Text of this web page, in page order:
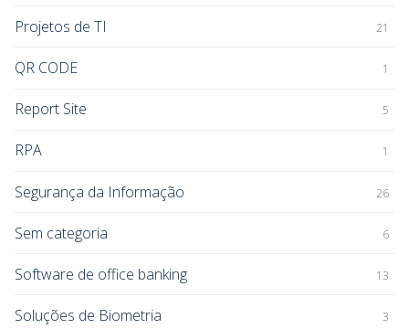
Projetos de TI 21
QR CODE 1
Report Site 5
RPA 1
Segurança da Informação 26
Sem categoria 6
Software de office banking 13
Soluções de Biometria 3